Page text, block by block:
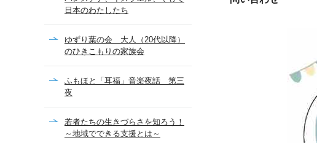
日本のわたしたち
ゆずり葉の会 大人（20代以降）
のひきこもりの家族会
ふもほと「耳福」音楽夜話 第三
夜
若者たちの生きづらさを知ろう！
～地域でできる支援とは～